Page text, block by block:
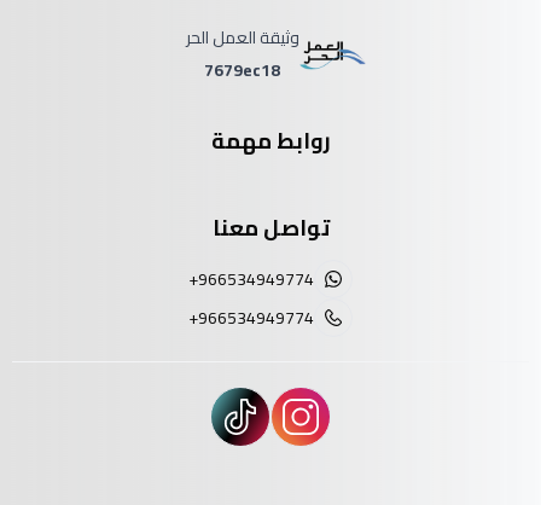
وثيقة العمل الحر
7679ec18
روابط مهمة
تواصل معنا
+966534949774
+966534949774